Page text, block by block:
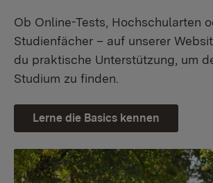
Ob Online-Tests, Hochschularten
Studienfächer – auf unserer
du praktische Unterstützung, um
Studium zu finden.
Lerne die Basics kennen